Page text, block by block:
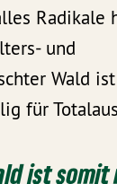
Radikale
und
Wald
für
ist